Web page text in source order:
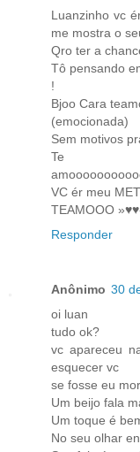
Luanzinho vc
me mostra o
Qro ter a
Tô pensando
!
Bjoo Cara
(emocionada)
Sem motivos
Te
VC ér meu
TEAMOOO
Responder
Anônimo 30
oi luan
tudo ok?
vc apareceu
esquecer vc
se fosse eu
Um beijo fala
Um toque é
No seu olhar